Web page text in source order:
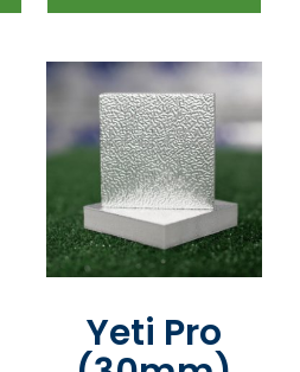
Yeti Pro